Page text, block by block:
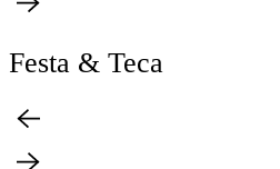
Festa & Teca